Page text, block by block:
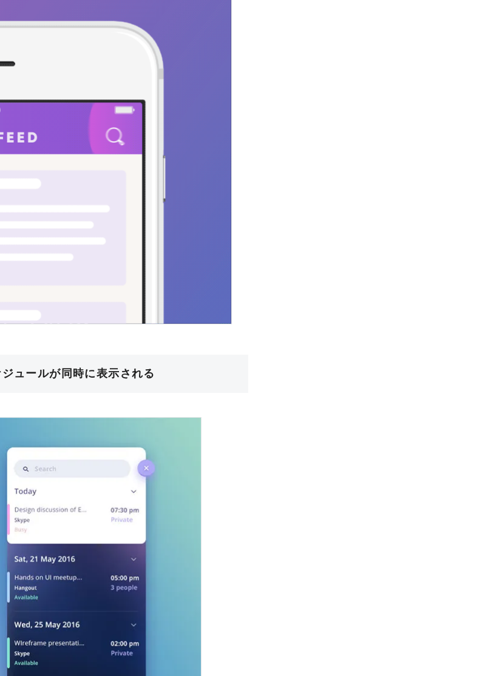
ュールが同時に表示される